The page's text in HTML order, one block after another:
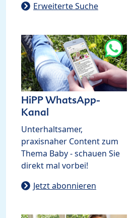
Erweiterte Suche
HiPP WhatsApp-
Kanal
Unterhaltsamer,
praxisnaher Content zum
Thema Baby - schauen Sie
direkt mal vorbei!
Jetzt abonnieren